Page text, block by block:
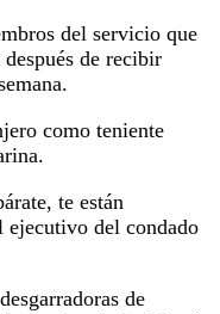
del servicio que
de recibir
como teniente
te están
ejecutivo del condado
de